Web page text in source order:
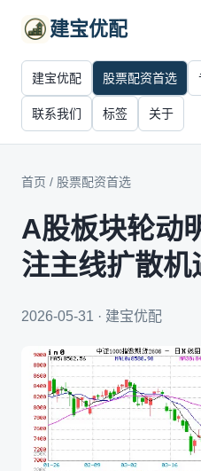
建宝优配
建宝优配 股票配资首选
联系我们 标签 关于
首页 / 股票配资首选
A股板块轮动
注主线扩散机
2026-05-31 · 建宝优配